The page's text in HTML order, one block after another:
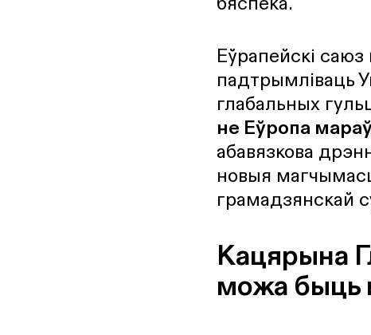
Еўрапейскі
падтрымліваць
глабальных
не Еўропа
абавязкова
новыя
грамадзянскай
Кацярына
можа быць